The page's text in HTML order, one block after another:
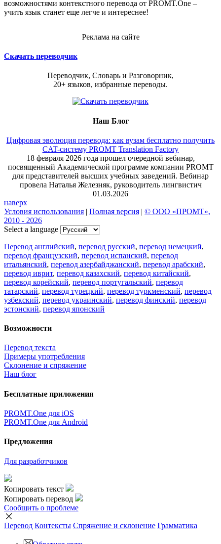
возможностями контекстного перевода от PROMT.One –
учить язык станет еще легче и интереснее!
Реклама на сайте
Скачать переводчик
Переводчик, Словарь и Разговорник,
20+ языков, избранные переводы.
Наш Блог
Цифровая эволюция перевода: как вузам бесплатно получить
CAT-систему PROMT Translation Factory
18 февраля 2026 года прошел очередной вебинар,
посвященный Академической программе компании PROMT
для представителей высших учебных заведений. Вебинар
провела Наталья Железняк, руководитель лингвистич
01.03.2026
наверх
Условия использования | Полная версия | © ООО «ПРОМТ»,
2010 - 2026
Select a language
Перевод английский, перевод русский, перевод немецкий,
перевод французский, перевод испанский, перевод
итальянский, перевод азербайджанский, перевод арабский,
перевод иврит, перевод казахский, перевод китайский,
перевод корейский, перевод португальский, перевод
татарский, перевод турецкий, перевод туркменский, перевод
узбекский, перевод украинский, перевод финский, перевод
эстонский, перевод японский
Возможности
Перевод текста
Примеры употребления
Склонение и спряжение
Наш блог
Бесплатные приложения
PROMT.One для iOS
PROMT.One для Android
Предложения
Для разработчиков
Копировать текст
Копировать перевод
Сообщить о проблеме
Перевод Контексты Спряжение и склонение Грамматика